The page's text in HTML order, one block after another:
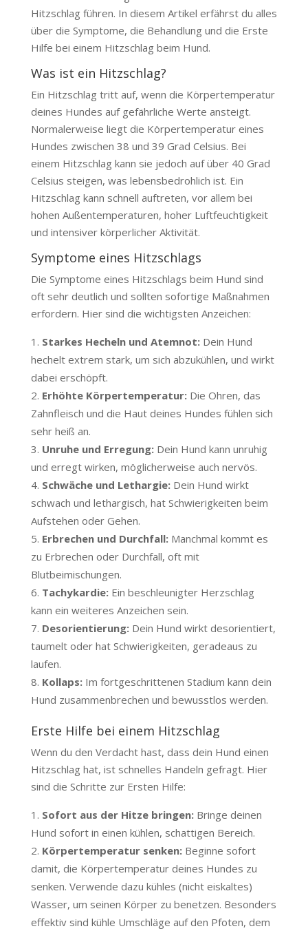
Hitzschlag führen. In diesem Artikel erfährst du alles
über die Symptome, die Behandlung und die Erste
Hilfe bei einem Hitzschlag beim Hund.
Was ist ein Hitzschlag?
Ein Hitzschlag tritt auf, wenn die Körpertemperatur
deines Hundes auf gefährliche Werte ansteigt.
Normalerweise liegt die Körpertemperatur eines
Hundes zwischen 38 und 39 Grad Celsius. Bei
einem Hitzschlag kann sie jedoch auf über 40 Grad
Celsius steigen, was lebensbedrohlich ist. Ein
Hitzschlag kann schnell auftreten, vor allem bei
hohen Außentemperaturen, hoher Luftfeuchtigkeit
und intensiver körperlicher Aktivität.
Symptome eines Hitzschlags
Die Symptome eines Hitzschlags beim Hund sind
oft sehr deutlich und sollten sofortige Maßnahmen
erfordern. Hier sind die wichtigsten Anzeichen:
Starkes Hecheln und Atemnot:Dein Hund
hechelt extrem stark, um sich abzukühlen, und wirkt
dabei erschöpft.
Erhöhte Körpertemperatur:Die Ohren, das
Zahnfleisch und die Haut deines Hundes fühlen sich
sehr heiß an.
Unruhe und Erregung:Dein Hund kann unruhig
und erregt wirken, möglicherweise auch nervös.
Schwäche und Lethargie:Dein Hund wirkt
schwach und lethargisch, hat Schwierigkeiten beim
Aufstehen oder Gehen.
Erbrechen und Durchfall:Manchmal kommt es
zu Erbrechen oder Durchfall, oft mit
Blutbeimischungen.
Tachykardie:Ein beschleunigter Herzschlag
kann ein weiteres Anzeichen sein.
Desorientierung:Dein Hund wirkt desorientiert,
taumelt oder hat Schwierigkeiten, geradeaus zu
laufen.
Kollaps:Im fortgeschrittenen Stadium kann dein
Hund zusammenbrechen und bewusstlos werden.
Erste Hilfe bei einem Hitzschlag
Wenn du den Verdacht hast, dass dein Hund einen
Hitzschlag hat, ist schnelles Handeln gefragt. Hier
sind die Schritte zur Ersten Hilfe:
Sofort aus der Hitze bringen:Bringe deinen
Hund sofort in einen kühlen, schattigen Bereich.
Körpertemperatur senken:Beginne sofort
damit, die Körpertemperatur deines Hundes zu
senken. Verwende dazu kühles (nicht eiskaltes)
Wasser, um seinen Körper zu benetzen. Besonders
effektiv sind kühle Umschläge auf den Pfoten, dem